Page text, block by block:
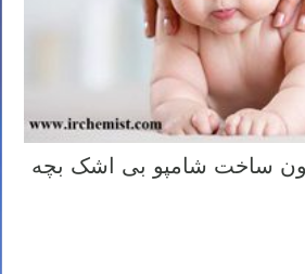
ساخت شامپو بی اشک بچه